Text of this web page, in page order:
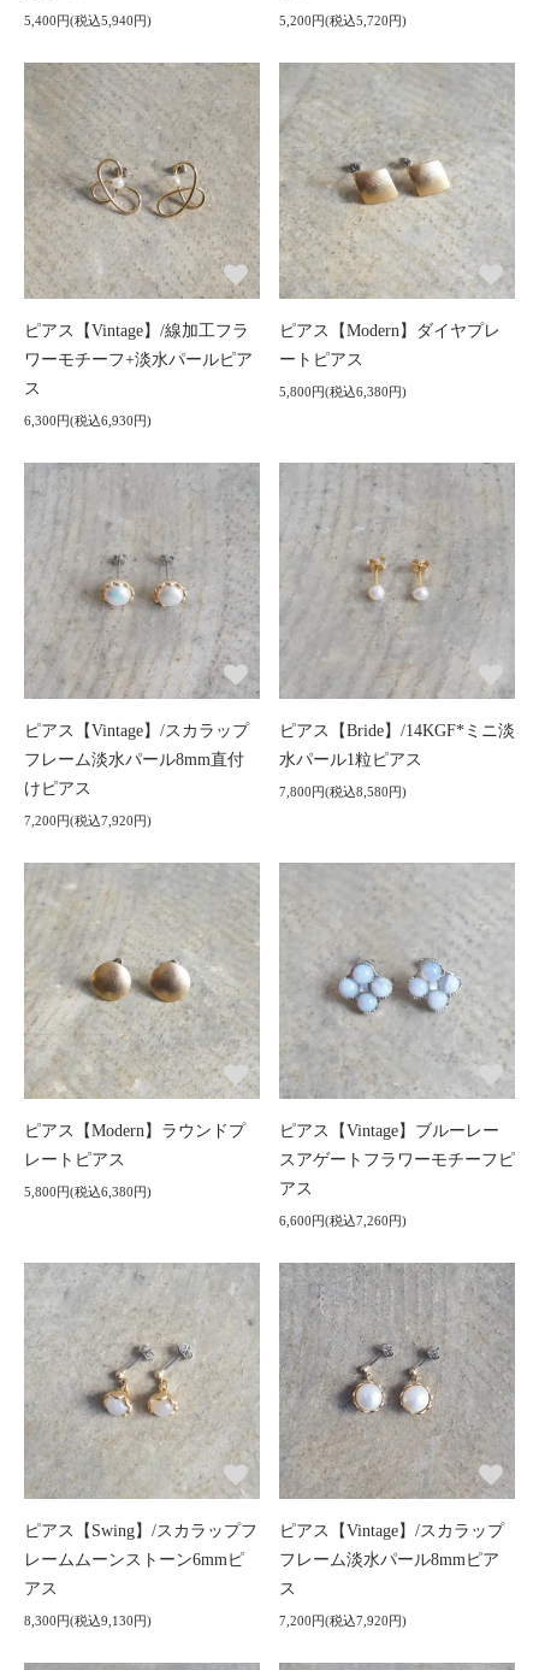
5,400円(税込5,940円) 5,200円(税込5,720円)
ピアス【Vintage】/線加工フラ
ワーモチーフ+淡水パールピア
ス
6,300円(税込6,930円)
ピアス【Modern】ダイヤプレ
ートピアス
5,800円(税込6,380円)
ピアス【Vintage】/スカラップ
フレーム淡水パール8mm直付
けピアス
7,200円(税込7,920円)
ピアス【Bride】/14KGF*ミニ淡
水パール1粒ピアス
7,800円(税込8,580円)
ピアス【Modern】ラウンドプ
レートピアス
5,800円(税込6,380円)
ピアス【Vintage】ブルーレー
スアゲートフラワーモチーフピ
アス
6,600円(税込7,260円)
ピアス【Swing】/スカラップフ
レームムーンストーン6mmピ
アス
8,300円(税込9,130円)
ピアス【Vintage】/スカラップ
フレーム淡水パール8mmピア
ス
7,200円(税込7,920円)